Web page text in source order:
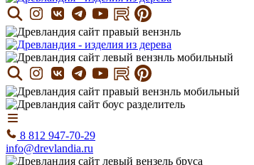
8 812 947-70-29
info@drevlandia.ru